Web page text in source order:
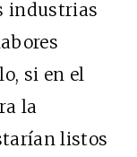
industrias
si en el
la
listos